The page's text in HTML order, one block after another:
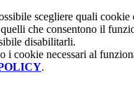
scegliere quali cookie
che consentono il
disabilitarli.
i cookie necessari al
.